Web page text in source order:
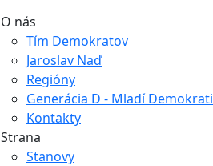
O nás
Tím Demokratov
Jaroslav Naď
Regióny
Generácia D - Mladí Demokrati
Kontakty
Strana
Stanovy